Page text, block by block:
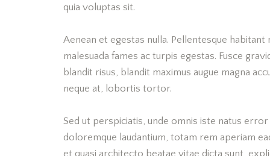
quia voluptas sit.
Aenean et egestas nulla. Pellentesque
malesuada fames ac turpis egestas. Fusce
blandit risus, blandit maximus augue magna
neque at, lobortis tortor.
Sed ut perspiciatis, unde omnis iste natus
doloremque laudantium, totam rem aperiam
et quasi architecto beatae vitae dicta sunt,